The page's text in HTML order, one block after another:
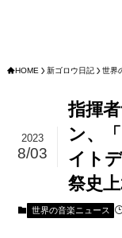
HOME 新ゴロウ日記 世界
指揮
ン、
イト
祭史上
2023
8/03
世界の音楽ニュース